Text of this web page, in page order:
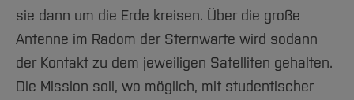
sie dann um die Erde kreisen. Über die große
Antenne im Radom der Sternwarte wird sodann
der Kontakt zu dem jeweiligen Satelliten gehalten.
Die Mission soll, wo möglich, mit studentischer